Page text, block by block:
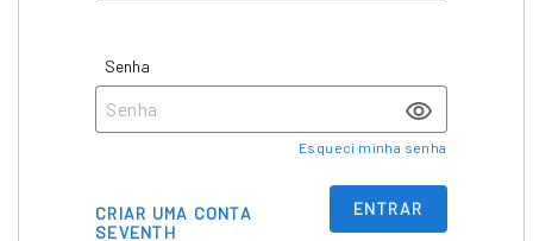
Senha
Esqueci minha senha
CRIAR UMA CONTA
SEVENTH
ENTRAR